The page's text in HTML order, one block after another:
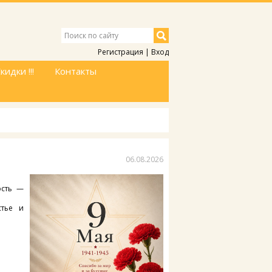
Регистрация | Вход
!!! Контакты
06.08.2026
—
и